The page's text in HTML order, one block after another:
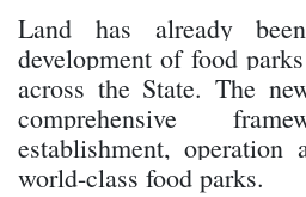
Land has already
development of food
across the State. The
comprehensive
establishment, operation
world-class food parks.